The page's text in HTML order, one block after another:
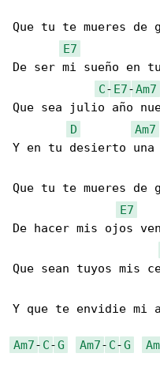
Que tu te mueres de
E7
De ser mi sueño en tu
C- E7-Am7
Que sea julio año
D
Am7
Y en tu desierto
Que tu te mueres de
E7
De hacer mis ojos
Que sean tuyos mis
Y que te envidie mi
Am7- C-G Am7- C-G